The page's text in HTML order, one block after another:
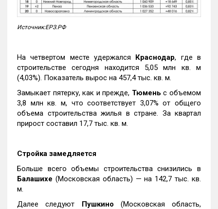
Источник:ЕРЗ.РФ
На четвертом месте удержался Краснодар, где в
строительстве сегодня находится 5,05 млн кв. м
(4,03%). Показатель вырос на 457,4 тыс. кв. м.
Замыкает пятерку, как и прежде, Тюмень с объемом
3,8 млн кв. м, что соответствует 3,07% от общего
объема строительства жилья в стране. За квартал
прирост составил 17,7 тыс. кв. м.
Стройка замедляется
Больше всего объемы строительства снизились в
Балашихе (Московская область) — на 142,7 тыс. кв.
м.
Далее следуют Пушкино (Московская область,